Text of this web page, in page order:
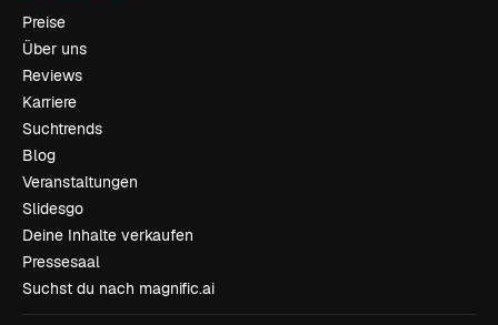
Preise
Über uns
Reviews
Karriere
Suchtrends
Blog
Veranstaltungen
Slidesgo
Deine Inhalte verkaufen
Pressesaal
Suchst du nach magnific.ai